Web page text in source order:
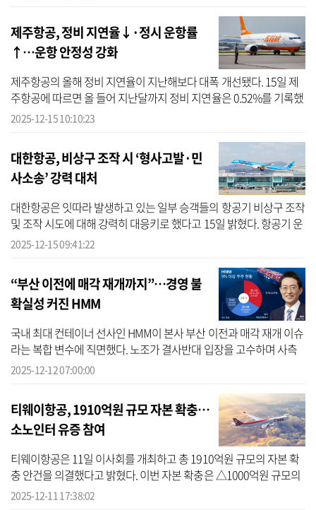
제주항공, 정비 지연율↓·정시 운항률
↑…운항 안정성 강화
제주항공의 올해 정비 지연율이 지난해보다 대폭 개선됐다. 15일 제
주항공에 따르면 올 들어 지난달까지 정비 지연율은 0.52%를 기록했
다. 지난해 같은 기간(1~11월) 정비 지연율 0.89%에 비해 0.37%포인
2025-12-15 10:10:23
대한항공, 비상구 조작 시 ‘형사고발·민
사소송’ 강력 대처
대한항공은 잇따라 발생하고 있는 일부 승객들의 항공기 비상구 조작
및 조작 시도에 대해 강력히 대응키로 했다고 15일 밝혔다. 항공기 운
항 안전을 크게 위협하며 사회적 문제로 떠오른 2023년 아시아나항
2025-12-15 09:41:22
“부산 이전에 매각 재개까지”…경영 불
확실성 커진 HMM
국내 최대 컨테이너 선사인 HMM이 본사 부산 이전과 매각 재개 이슈
라는 복합 변수에 직면했다. 노조가 결사반대 입장을 고수하며 사측
과의 총력 투쟁을 선언한 가운데 HMM의 매각을 통한 민영화 작업도
2025-12-12 07:00:00
티웨이항공, 1910억원 규모 자본 확충…
소노인터 유증 참여
티웨이항공은 11일 이사회를 개최하고 총 1910억원 규모의 자본 확
충 안건을 의결했다고 밝혔다. 이번 자본 확충은 △1000억원 규모의
제3자배정 유상증자 △910억원 규모의 주주배정 후 실권주 일반공
2025-12-11 17:38:02